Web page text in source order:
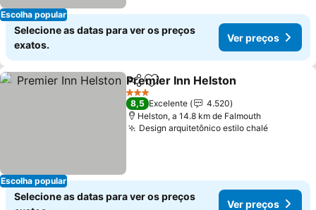
Escolha popular
Selecione as datas para ver os preços
exatos.
Ver preços
Escolha popular
PartilharAdicionar aos favoritos
Premier Inn Helston
3 Estrelas
8,5 Excelente
4.520
Helston, a 14.8 km de Falmouth
Design arquitetônico estilo chaléVer
Selecione as datas para ver os preços
Ver preços